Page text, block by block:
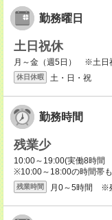
勤務曜日
土日祝休
月～金（週5日） ※土日
休日休暇 土・日・祝
勤務時間
残業少
10:00～19:00(実働8時間
※10:00～18:00の時間帯
残業時間 月0～5時間 ※